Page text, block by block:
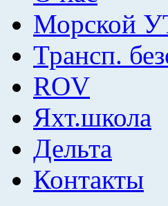
Морской
Трансп.
ROV
Яхт.школа
Дельта
Контакты